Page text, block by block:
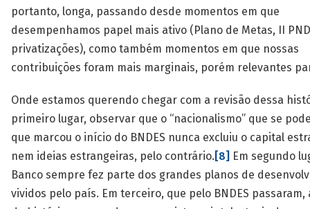
portanto, longa, passando desde momentos em que
desempenhamos papel mais ativo (Plano de Metas, II
privatizações), como também momentos em que nossas
contribuições foram mais marginais, porém relevantes
Onde estamos querendo chegar com a revisão dessa
primeiro lugar, observar que o “nacionalismo” que se
que marcou o início do BNDES nunca excluiu o capital
nem ideias estrangeiras, pelo contrário. [8] Em segundo
Banco sempre fez parte dos grandes planos de
vividos pelo país. Em terceiro, que pelo BNDES passaram,